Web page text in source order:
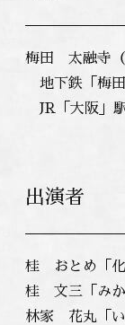
梅田 太融寺（
地下鉄「梅
JR「大阪」
出演者
桂 おとめ「
桂 文三「み
林家 花丸「